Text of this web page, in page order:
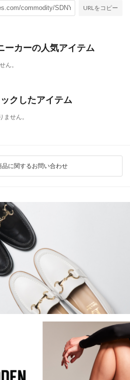
URLをコピー
ーカーの人気アイテム
ん。
クしたアイテム
せん。
品に関するお問い合わせ